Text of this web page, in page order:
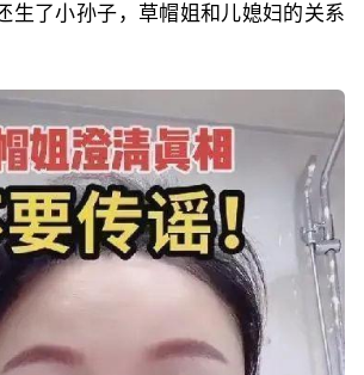
生了小孙子，草帽姐和儿媳妇的关系